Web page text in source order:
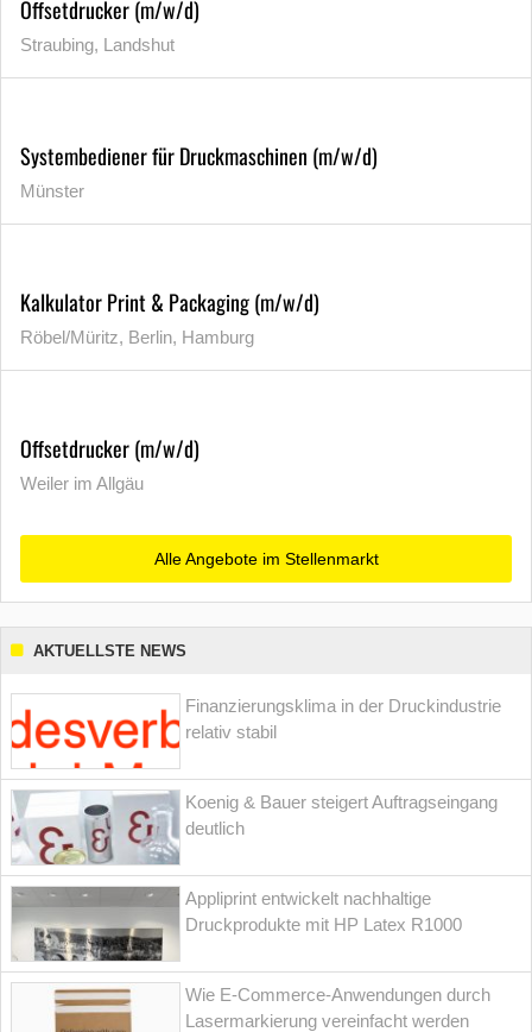
Offsetdrucker (m/w/d)
Straubing, Landshut
Systembediener für Druckmaschinen (m/w/d)
Münster
Kalkulator Print & Packaging (m/w/d)
Röbel/Müritz, Berlin, Hamburg
Offsetdrucker (m/w/d)
Weiler im Allgäu
Alle Angebote im Stellenmarkt
AKTUELLSTE NEWS
Finanzierungsklima in der Druckindustrie
relativ stabil
Koenig & Bauer steigert Auftragseingang
deutlich
Appliprint entwickelt nachhaltige
Druckprodukte mit HP Latex R1000
Wie E-Commerce-Anwendungen durch
Lasermarkierung vereinfacht werden